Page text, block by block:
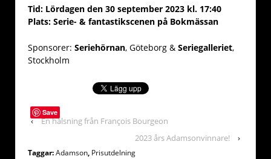
Tid: Lördagen den 30 september 2023 kl. 17:40
Plats: Serie- & fantastikscenen på Bokmässan
Sponsorer: Seriehörnan, Göteborg & Seriegalleriet,
Stockholm
Save
‹ En hälsning från François Bourgeon
2023 års Adamsonvinnare!
›
Taggar:Adamson, Prisutdelning